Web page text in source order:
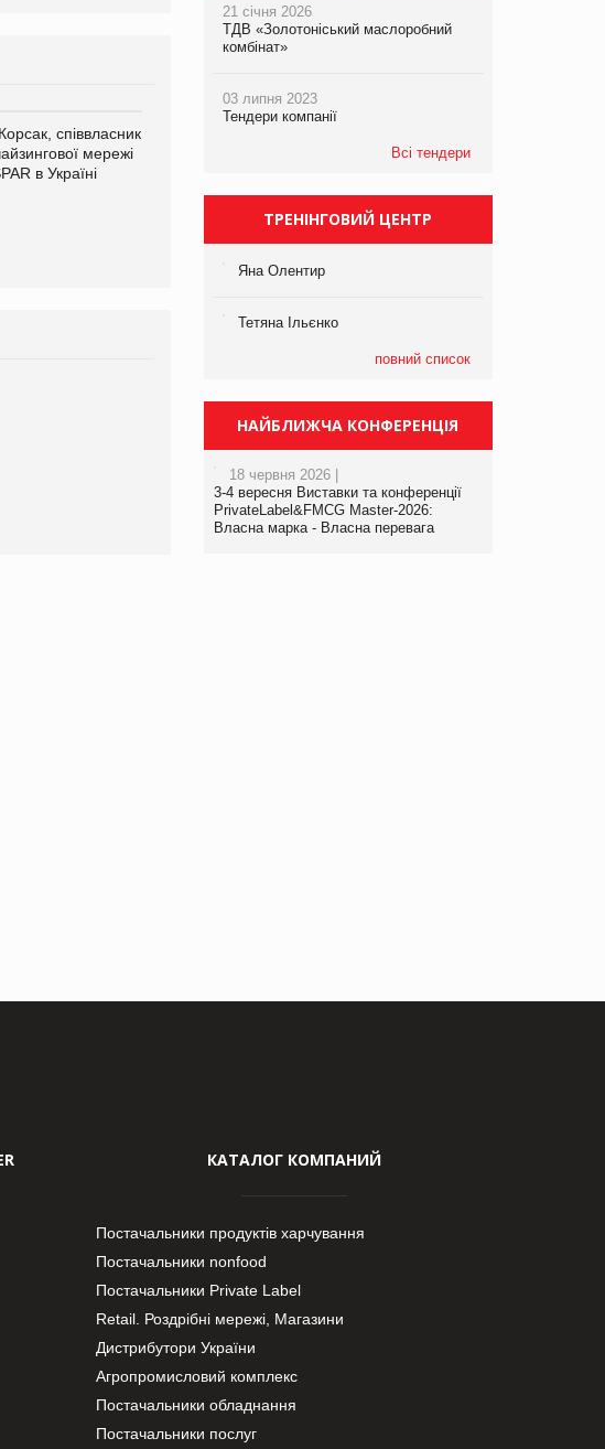
співвласник
мережі
в Україні
виробництва
компанії «УкраМарин»
21 січня 2026
ТДВ «Золотоніський маслоробний
комбінат»
03 липня 2023
Тендери компанії
Всі тендери
ТРЕНІНГОВИЙ ЦЕНТР
Яна Олентир
Тетяна Ільєнко
повний список
НАЙБЛИЖЧА КОНФЕРЕНЦІЯ
18 червня 2026 |
3-4 вересня Виставки та конференції
PrivateLabel&FMCG Master-2026:
Власна марка - Власна перевага
КАТАЛОГ КОМПАНИЙ
Постачальники продуктів харчування
Постачальники nonfood
Постачальники Private Label
Retail. Роздрібні мережі, Магазини
Дистрибутори України
Агропромисловий комплекс
Постачальники обладнання
Постачальники послуг